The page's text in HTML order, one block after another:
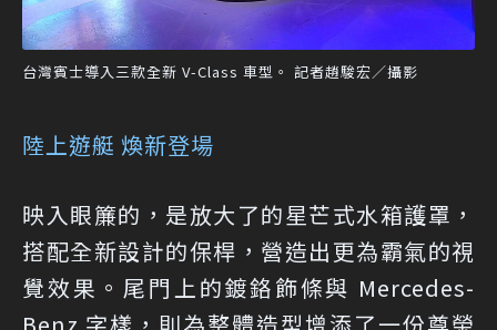
台灣賓士導入三款全新 V-Class 車型。 記者趙駿宏／攝影
陸上遊艇 煥新登場
映入眼簾的，是放大了的星芒式水箱護罩，
搭配全新設計的保桿，營造出更為霸氣的視
覺效果。尾門上的鍍鉻飾條與 Mercedes-
Benz 字樣，則為整體造型增添了一份尊榮